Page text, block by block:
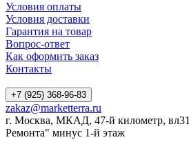
Условия оплаты
Условия доставки
Гарантия на товар
Вопрос-ответ
Как оформить заказ
Контакты
+7 (925) 368-96-83
zakaz@marketterra.ru
г. Москва, МКАД, 47-й километр, вл31
Ремонта" минус 1-й этаж